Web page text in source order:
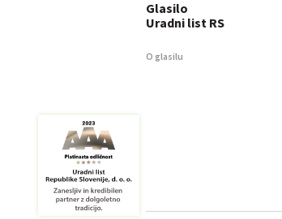
Glasilo
Uradni list RS
O glasilu